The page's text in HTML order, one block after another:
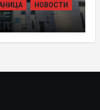
НОВОСТИ
ПЛАН
ДО